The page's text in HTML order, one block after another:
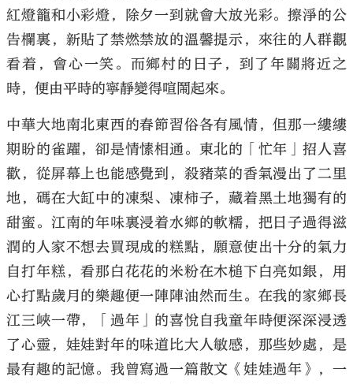
紅燈籠和小彩燈，除夕一到就會大放光彩。擦淨的公
告欄裏，新貼了禁燃禁放的溫馨提示，來往的人群觀
看着，會心一笑。而鄉村的日子，到了年關將近之
時，便由平時的寧靜變得喧鬧起來。
中華大地南北東西的春節習俗各有風情，但那一縷縷
期盼的雀躍，卻是情愫相通。東北的「忙年」招人喜
歡，從屏幕上也能感覺到，殺豬菜的香氣漫出了二里
地，碼在大缸中的凍梨、凍柿子，藏着黑土地獨有的
甜蜜。江南的年味裏浸着水鄉的軟糯，把日子過得滋
潤的人家不想去買現成的糕點，願意使出十分的氣力
自打年糕，看那白花花的米粉在木槌下白亮如銀，用
心打點歲月的樂趣便一陣陣油然而生。在我的家鄉長
江三峽一帶，「過年」的喜悅自我童年時便深深浸透
了心靈，娃娃對年的味道比大人敏感，那些妙處，是
最有趣的記憶。我曾寫過一篇散文《娃娃過年》，一